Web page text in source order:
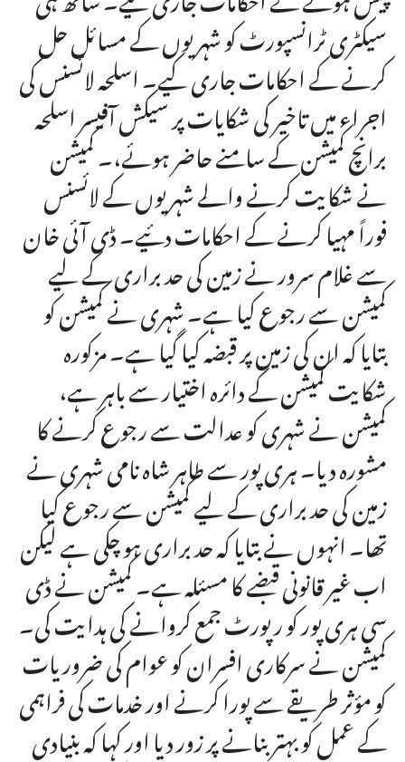
سیکٹری ٹرانسپورٹ کو شہریوں کے مسائل حل
کرنے کے احکامات جاری کیے۔ اسلحہ لائسنس کی
اجراء میں تاخیر کی شکایات پر سیکش آفیسر اسلحہ
برانچ کمیشن کے سامنے حاضر ہوئے،۔ کمیشن
نے شکایت کرنے والے شہریوں کے لائسنس
فوراً مہیا کرنے کے احکامات دئیے۔ ڈی آئی خان
سے غلام سرور نے زمین کی حد براری کے لیے
کمیشن سے رجوع کیا ہے۔ شہری نے کمیشن کو
بتایا کہ ان کی زمین پر قبضہ کیا گیا ہے۔ مزکورہ
شکایت کمیشن کے دائرہ اختیار سے باہر ہے،
کمیشن نے شہری کو عدالت سے رجوع کرنے کا
مشورہ دیا۔ ہری پور سے طاہر شاہ نامی شہری نے
زمین کی حد براری کے لیے کمیشن سے رجوع کیا
تھا۔ انہوں نے بتایا کہ حد براری ہو چکی ہے لیکن
اب غیر قانونی قبضے کا مسئلہ ہے۔ کمیشن نے ڈی
سی ہری پور کو رپورٹ جمع کروانے کی ہدایت کی۔
کمیشن نے سرکاری افسران کو عوام کی ضروریات
کو مؤثر طریقے سے پورا کرنے اور خدمات کی فراہمی
کے عمل کو بہتر بنانے پر زور دیا اور کہا کہ بنیادی